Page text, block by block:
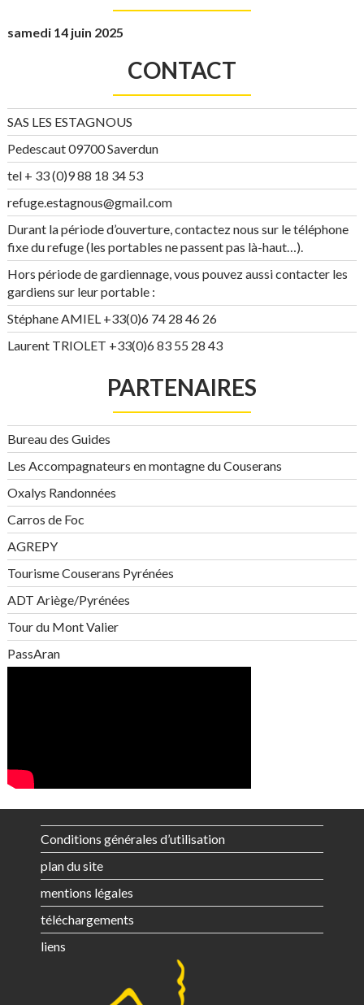
samedi 14 juin 2025
CONTACT
SAS LES ESTAGNOUS
Pedescaut 09700 Saverdun
tel + 33 (0)9 88 18 34 53
refuge.estagnous@gmail.com
Durant la période d’ouverture, contactez nous sur le téléphone
fixe du refuge (les portables ne passent pas là-haut…).
Hors période de gardiennage, vous pouvez aussi contacter les
gardiens sur leur portable :
Stéphane AMIEL +33(0)6 74 28 46 26
Laurent TRIOLET +33(0)6 83 55 28 43
PARTENAIRES
Bureau des Guides
Les Accompagnateurs en montagne du Couserans
Oxalys Randonnées
Carros de Foc
AGREPY
Tourisme Couserans Pyrénées
ADT Ariège/Pyrénées
Tour du Mont Valier
PassAran
Conditions générales d’utilisation
plan du site
mentions légales
téléchargements
liens